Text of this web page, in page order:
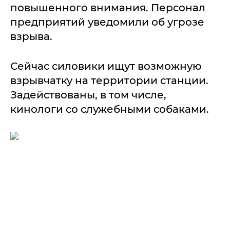
повышенного внимания. Персонал
предприятий уведомили об угрозе
взрыва.
Сейчас силовики ищут возможную
взрывчатку на территории станции.
Задействованы, в том числе,
кинологи со служебными собаками.